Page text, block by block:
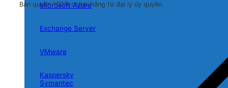
Microsoft Azure
Exchange Server
VMware
Kaspersky
Symantec
Bản quyền 100% chính hãng từ đại lý ủy quyền.